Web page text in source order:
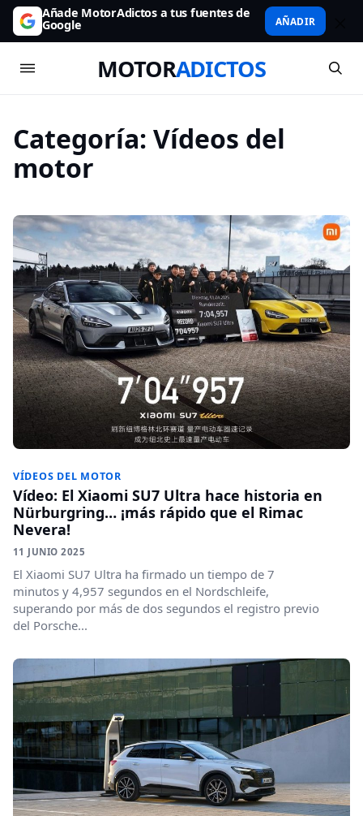
Añade MotorAdictos a tus fuentes de
Google AÑADIR
MOTORADICTOS
Categoría: Vídeos del
motor
VÍDEOS DEL MOTOR
Vídeo: El Xiaomi SU7 Ultra hace historia en
Nürburgring… ¡más rápido que el Rimac
Nevera!
11 JUNIO 2025
El Xiaomi SU7 Ultra ha firmado un tiempo de 7
minutos y 4,957 segundos en el Nordschleife,
superando por más de dos segundos el registro previo
del Porsche...